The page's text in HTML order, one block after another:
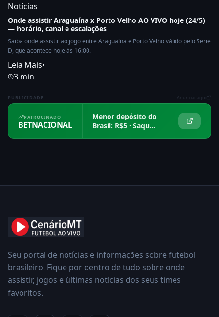
Notícias
Onde assistir Araguaína x Porto Velho AO VIVO hoje (24/5)
— horário, canal e escalações
Saiba onde assistir ao jogo entre Araguaína e Porto Velho válido pelo Serie
D, que acontece hoje às 16:00.
Leia Mais•
3 min
PUBLICIDADE Anunciar aqui
PATROCINADO
BETNACIONAL
Menor depósito do
Brasil: R$5 · Saque
Seu portal de notícias e informações sobre futebol
brasileiro. Fique por dentro de tudo sobre onde
assistir, jogos e últimas notícias dos seus times
favoritos.